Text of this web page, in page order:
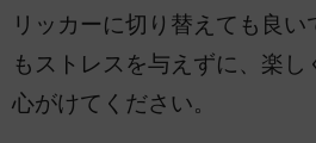
リッカーに切り替えても良
もストレスを与えずに、楽し
心がけてください。